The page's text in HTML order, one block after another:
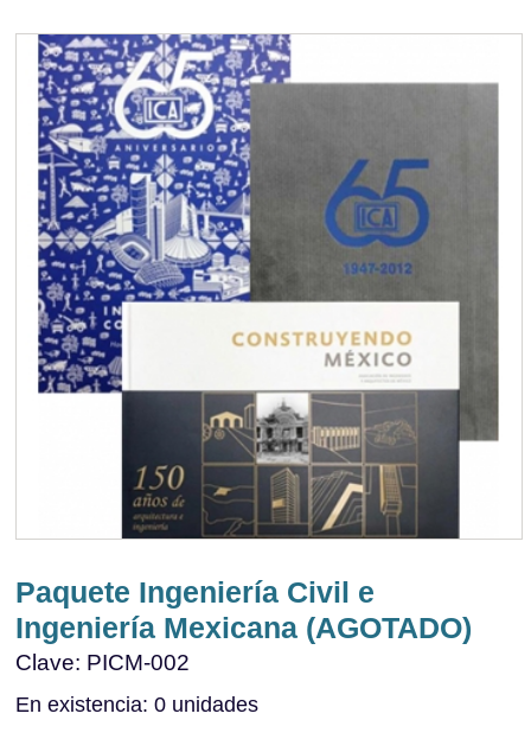
Paquete Ingeniería Civil e
Ingeniería Mexicana (AGOTADO)
Clave: PICM-002
En existencia: 0 unidades